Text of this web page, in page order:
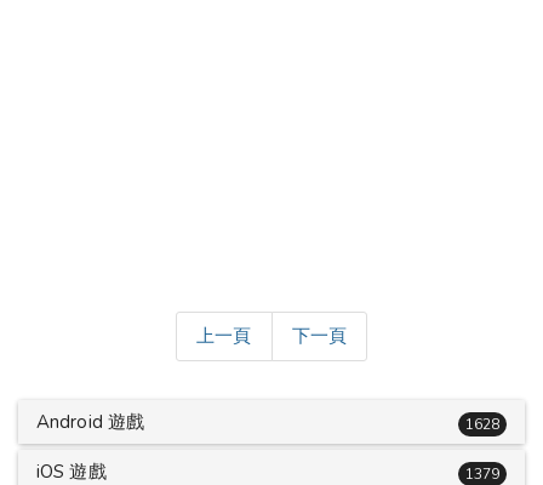
上一頁 下一頁
Android 遊戲 1628
iOS 遊戲 1379